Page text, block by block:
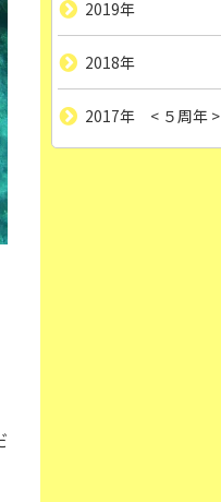
2019年
2018年
2017年 < ５周年 >